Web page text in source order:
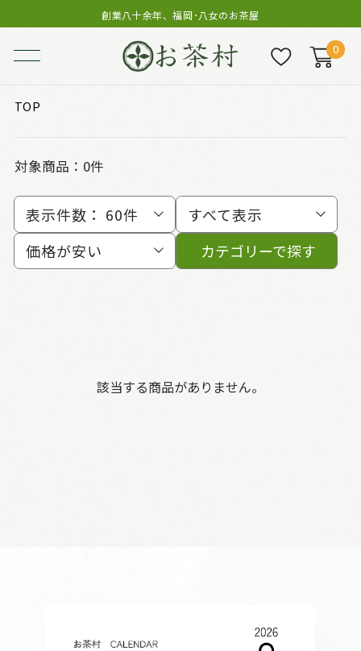
創業八十余年、福岡･八女のお茶屋
0
TOP
対象商品：0件
表示件数： 60件
すべて表示
価格が安い
カテゴリーで探す
該当する商品がありません。